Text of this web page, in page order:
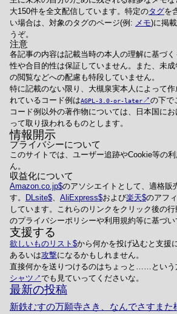
大150件を全文配信しています。特定のタグを
い場合は、対象のタグのページ(例: メモ)に掲
うぞ。
注意
各記事の内容は記載当時の本人の理解に基づ
性や合目的性は保証していません。また、未
の閲覧などへの配慮も特段していません。
特に記載のない限り、大槻泉実本人によって
れているコード例はAGPL-3.0-or-later
の下で
コード例以外の著作物については、日本国に
って取り扱われるものとします。
情報開示
プライバシーについて
このサイトでは、ユーザー追跡やCookie等の
ん。
収益化について
Amazon.co.jp のアソシエイトとして、適格販
す。
DLsite 、 AliExpress および楽天 のアフ
しています。これらのリンクをクリック後の
のプライバシーポリシーや利用規約等に基づい
支援する
欲しいものリスト
から何かを投げ込むと支援
あるいは攻撃になるかもしれません。
直接何かを送りつけるのはちょっと……という
シャツ
でも見ていってくださいな。
最新の投稿
新鉄むすの万願寺さき、なんでさすまた